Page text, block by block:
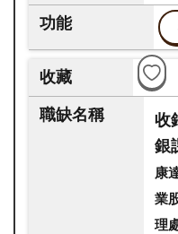
收
銀
康
業
理